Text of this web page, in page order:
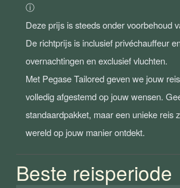
ⓘ
Deze prijs is steeds onder voorbehoud
De richtprijs is inclusief privéchauffeur
overnachtingen en exclusief vluchten.
Met Pegase Tailored geven we jouw
volledig afgestemd op jouw wensen.
standaardpakket, maar een unieke reis
wereld op jouw manier ontdekt.
Beste reisperiode